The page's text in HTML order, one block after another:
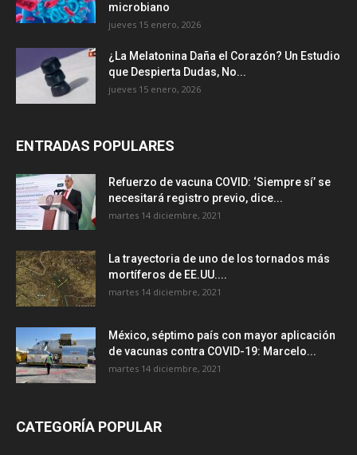
microbiano
jueves 15 enero, 2026
¿La Melatonina Daña el Corazón? Un Estudio
que Despierta Dudas, No...
jueves 15 enero, 2026
ENTRADAS POPULARES
Refuerzo de vacuna COVID: ‘Siempre sí’ se
necesitará registro previo, dice...
martes 14 diciembre, 2021
La trayectoria de uno de los tornados más
mortíferos de EE.UU....
martes 14 diciembre, 2021
México, séptimo país con mayor aplicación
de vacunas contra COVID-19: Marcelo...
martes 14 diciembre, 2021
CATEGORÍA POPULAR